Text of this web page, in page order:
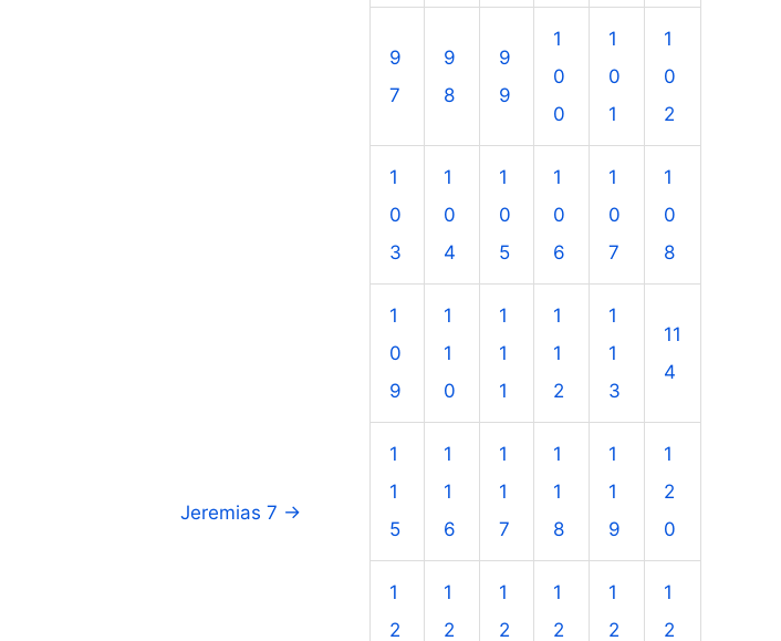
Jeremias 7 →
9
7
9
8
9
9
1
0
0
1
0
1
1
0
2
1
0
3
1
0
4
1
0
5
1
0
6
1
0
7
1
0
8
1
0
9
1
1
0
1
1
1
1
1
2
1
1
3
11
4
1
1
5
1
1
6
1
1
7
1
1
8
1
1
9
1
2
0
1
2
1
2
1
2
1
2
1
2
1
2